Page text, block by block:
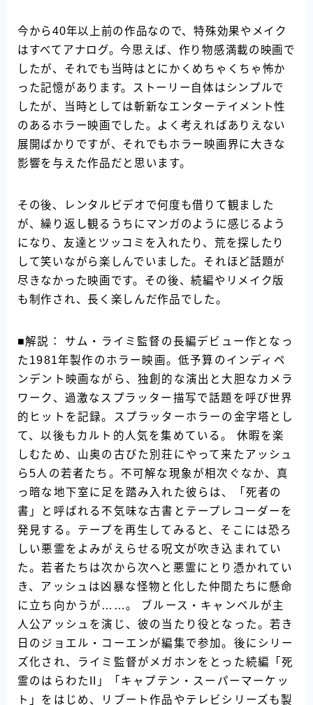
今から40年以上前の作品なので、特殊効果やメイク
はすべてアナログ。今思えば、作り物感満載の映画で
したが、それでも当時はとにかくめちゃくちゃ怖か
った記憶があります。ストーリー自体はシンプルで
したが、当時としては斬新なエンターテイメント性
のあるホラー映画でした。よく考えればありえない
展開ばかりですが、それでもホラー映画界に大きな
影響を与えた作品だと思います。
その後、レンタルビデオで何度も借りて観ました
が、繰り返し観るうちにマンガのように感じるよう
になり、友達とツッコミを入れたり、荒を探したり
して笑いながら楽しんでいました。それほど話題が
尽きなかった映画です。その後、続編やリメイク版
も制作され、長く楽しんだ作品でした。
■解説： サム・ライミ監督の長編デビュー作となっ
た1981年製作のホラー映画。低予算のインディペ
ンデント映画ながら、独創的な演出と大胆なカメラ
ワーク、過激なスプラッター描写で話題を呼び世界
的ヒットを記録。スプラッターホラーの金字塔とし
て、以後もカルト的人気を集めている。 休暇を楽
しむため、山奥の古びた別荘にやって来たアッシュ
ら5人の若者たち。不可解な現象が相次ぐなか、真
っ暗な地下室に足を踏み入れた彼らは、「死者の
書」と呼ばれる不気味な古書とテープレコーダーを
発見する。テープを再生してみると、そこには恐ろ
しい悪霊をよみがえらせる呪文が吹き込まれてい
た。若者たちは次から次へと悪霊にとり憑かれてい
き、アッシュは凶暴な怪物と化した仲間たちに懸命
に立ち向かうが……。 ブルース・キャンベルが主
人公アッシュを演じ、彼の当たり役となった。若き
日のジョエル・コーエンが編集で参加。後にシリー
ズ化され、ライミ監督がメガホンをとった続編「死
霊のはらわたII」「キャプテン・スーパーマーケッ
ト」をはじめ、リブート作品やテレビシリーズも製